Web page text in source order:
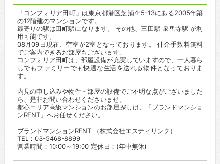
「コンフォリア田町」は東京都港区芝浦4-5-13にある2005年築
の12階建のマンションです。
最寄りの駅は田町駅になります。 その他、三田駅 泉岳寺駅 が利
用可能です。
08月09日現在、空室が2室となっております。 仲介手数料無料
でご案内できるお部屋もございます。
コンフォリア田町は、部屋設備が充実していますので、一人暮ら
しでもファミリーでも快適な生活を送れる物件となっておりま
す。
内見の申し込みや物件・部屋の設備でご不明な点がございました
ら、是非お問い合わせくださいませ。
都心エリア高級マンションのお部屋探しは、「ブランドマンショ
ンRENT」へお任せください。
ブランドマンションRENT （株式会社エスティリンク）
TEL：03-5468-8899
営業時間：10:00～19:00 定休日：(年中無休)